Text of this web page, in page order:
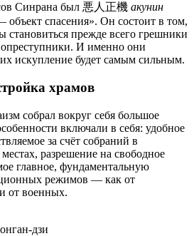
Синрана был 悪人正機 акунин
спасения». Он состоит в том,
становиться прежде всего грешники
И именно они
искупление будет самым сильным.
храмов
собрал вокруг себя большое
включали в себя: удобное
за счёт собраний в
разрешение на свободное
главное, фундаментальную
режимов — как от
от военных.
дзи